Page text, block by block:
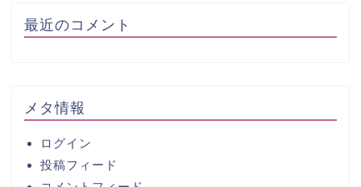
最近のコメント
メタ情報
ログイン
投稿フィード